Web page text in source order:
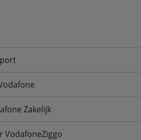
Zakelijk
VodafoneZiggo